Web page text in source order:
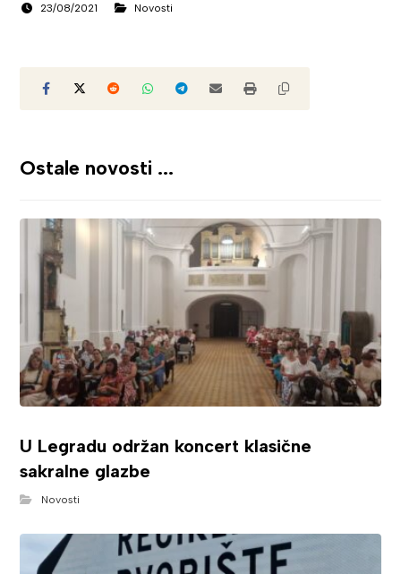
23/08/2021 Novosti
Ostale novosti ...
U Legradu održan koncert klasične
sakralne glazbe
Novosti